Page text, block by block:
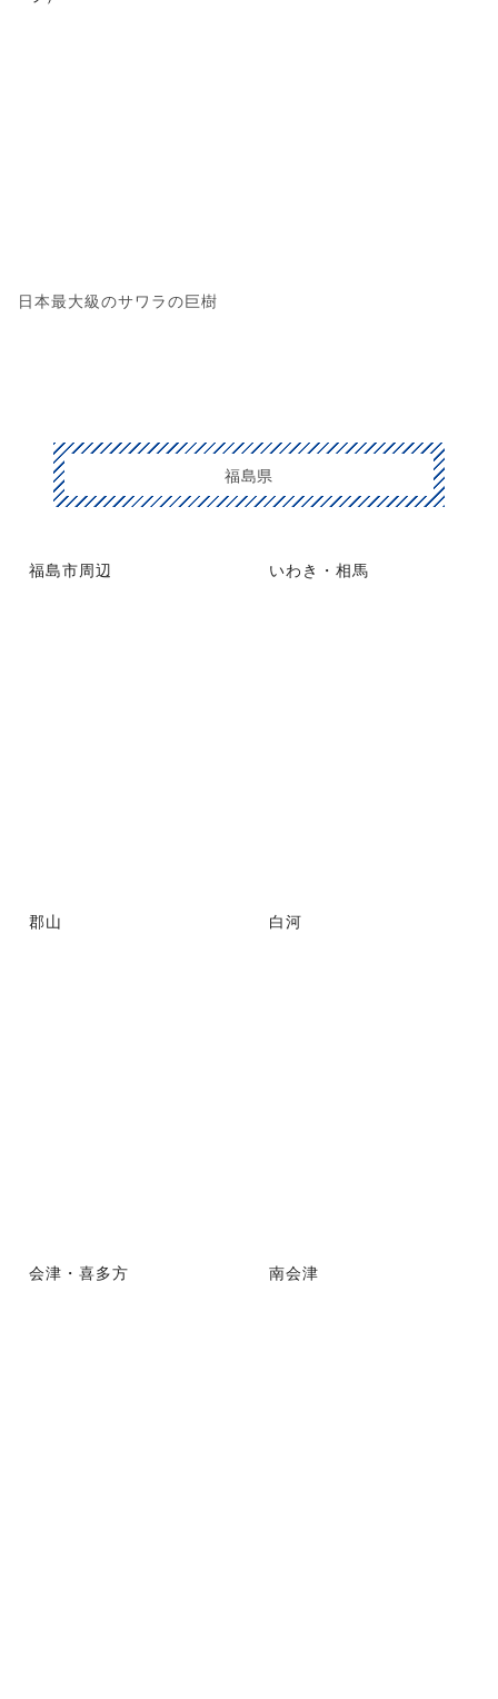
日本最大級のサワラの巨樹
福島県
福島市周辺 いわき・相馬
郡山 白河
会津・喜多方 南会津